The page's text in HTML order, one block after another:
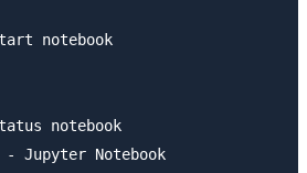
notebook
notebook
Jupyter Notebook